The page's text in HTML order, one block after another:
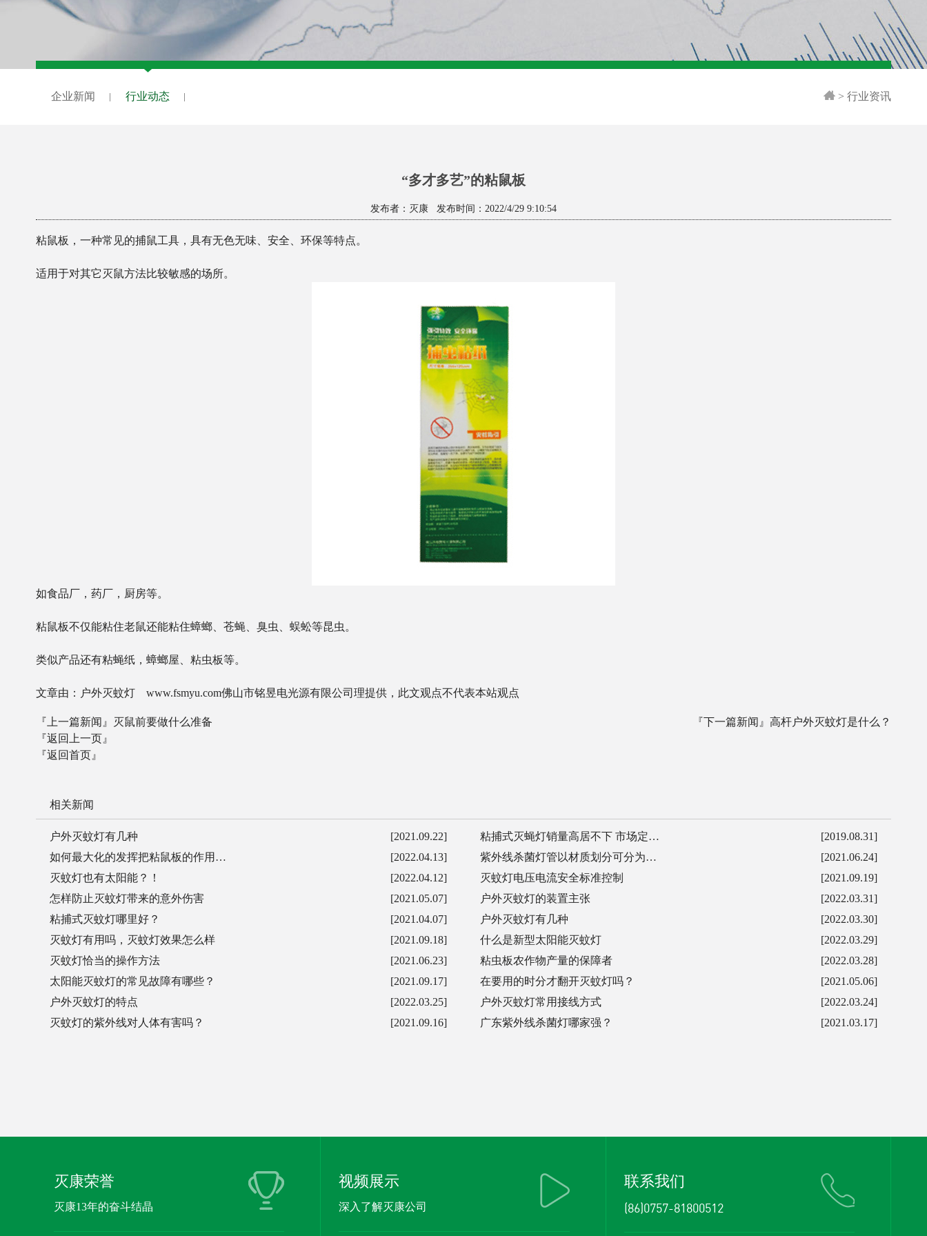
企业新闻 行业动态 > 行业资讯
“多才多艺”的粘鼠板
发布者：灭康 发布时间：2022/4/29 9:10:54
粘鼠板，一种常见的捕鼠工具，具有无色无味、安全、环保等特点。
适用于对其它灭鼠方法比较敏感的场所。
如食品厂，药厂，厨房等。
粘鼠板不仅能粘住老鼠还能粘住蟑螂、苍蝇、臭虫、蜈蚣等昆虫。
类似产品还有粘蝇纸，蟑螂屋、粘虫板等。
文章由：户外灭蚊灯 www.fsmyu.com佛山市铭昱电光源有限公司理提供，此文观点不代表本站观点
『上一篇新闻』 灭鼠前要做什么准备 『下一篇新闻』 高杆户外灭蚊灯是什么？
『返回上一页』
『返回首页』
相关新闻
[2021.09.22]
户外灭蚊灯有几种 [2019.08.31]
粘捕式灭蝇灯销量高居不下 市场定…
[2022.04.13]
如何最大化的发挥把粘鼠板的作用… [2021.06.24]
紫外线杀菌灯管以材质划分可分为…
[2022.04.12]
灭蚊灯也有太阳能？！ [2021.09.19]
灭蚊灯电压电流安全标准控制
[2021.05.07]
怎样防止灭蚊灯带来的意外伤害 [2022.03.31]
户外灭蚊灯的装置主张
[2021.04.07]
粘捕式灭蚊灯哪里好？ [2022.03.30]
户外灭蚊灯有几种
[2021.09.18]
灭蚊灯有用吗，灭蚊灯效果怎么样 [2022.03.29]
什么是新型太阳能灭蚊灯
[2021.06.23]
灭蚊灯恰当的操作方法 [2022.03.28]
粘虫板农作物产量的保障者
[2021.09.17]
太阳能灭蚊灯的常见故障有哪些？ [2021.05.06]
在要用的时分才翻开灭蚊灯吗？
[2022.03.25]
户外灭蚊灯的特点 [2022.03.24]
户外灭蚊灯常用接线方式
[2021.09.16]
灭蚊灯的紫外线对人体有害吗？ [2021.03.17]
广东紫外线杀菌灯哪家强？
灭康荣誉
灭康13年的奋斗结晶
视频展示
深入了解灭康公司
联系我们
(86)0757-81800512